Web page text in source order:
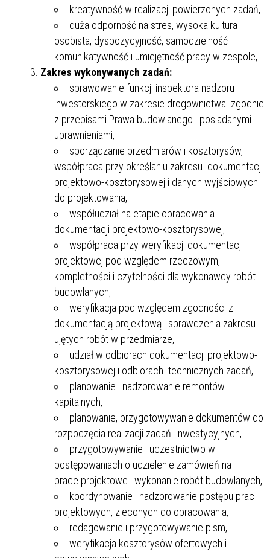
kreatywność w realizacji powierzonych zadań,
duża odporność na stres, wysoka kultura
osobista, dyspozycyjność, samodzielność
komunikatywność i umiejętność pracy w zespole,
Zakres wykonywanych zadań:
sprawowanie funkcji inspektora nadzoru
inwestorskiego w zakresie drogownictwa zgodnie
z przepisami Prawa budowlanego i posiadanymi
uprawnieniami,
sporządzanie przedmiarów i kosztorysów,
współpraca przy określaniu zakresu dokumentacji
projektowo-kosztorysowej i danych wyjściowych
do projektowania,
współudział na etapie opracowania
dokumentacji projektowo-kosztorysowej,
współpraca przy weryfikacji dokumentacji
projektowej pod względem rzeczowym,
kompletności i czytelności dla wykonawcy robót
budowlanych,
weryfikacja pod względem zgodności z
dokumentacją projektową i sprawdzenia zakresu
ujętych robót w przedmiarze,
udział w odbiorach dokumentacji projektowo-
kosztorysowej i odbiorach technicznych zadań,
planowanie i nadzorowanie remontów
kapitalnych,
planowanie, przygotowywanie dokumentów do
rozpoczęcia realizacji zadań inwestycyjnych,
przygotowywanie i uczestnictwo w
postępowaniach o udzielenie zamówień na
prace projektowe i wykonanie robót budowlanych,
koordynowanie i nadzorowanie postępu prac
projektowych, zleconych do opracowania,
redagowanie i przygotowywanie pism,
weryfikacja kosztorysów ofertowych i